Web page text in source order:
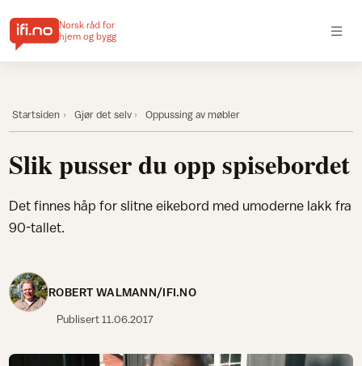
Norsk råd for
hjem og bygg
Startsiden Gjør det selv Oppussing av møbler
Slik pusser du opp spisebordet
Det finnes håp for slitne eikebord med umoderne lakk fra
90-tallet.
ROBERT WALMANN/IFI.NO
Publisert11.06.2017